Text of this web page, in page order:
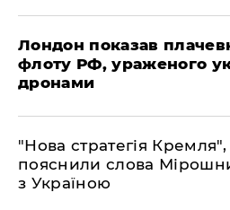
Лондон показав
флоту РФ, ураженого
дронами
"Нова стратегія
пояснили слова
з Україною